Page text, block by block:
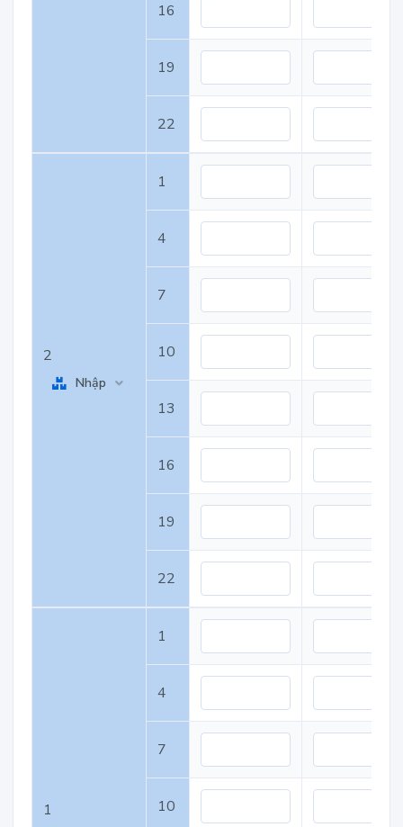
16
19
22
2
Nhập
1
4
7
10
13
16
19
22
1
1
4
7
10